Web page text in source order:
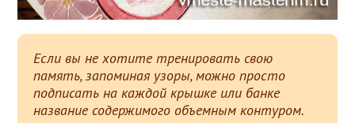
Если вы не хотите тренировать свою
память, запоминая узоры, можно просто
подписать на каждой крышке или банке
название содержимого объемным контуром.